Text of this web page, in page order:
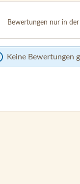
Bewertungen nur in
Keine Bewertungen